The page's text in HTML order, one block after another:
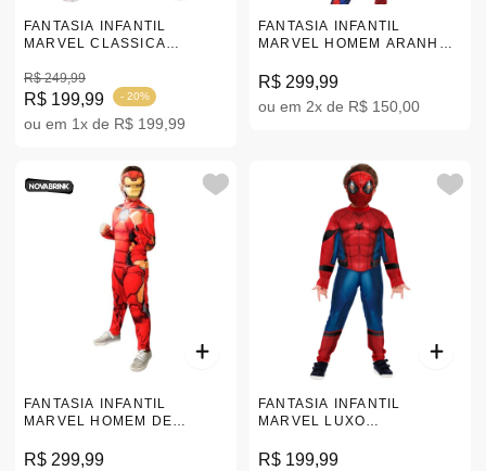
FANTASIA INFANTIL
MARVEL CLASSICA
|110355.5
R$ 249,99
R$ 199,99 - 20%
ou em 1x de R$ 199,99
FANTASIA INFANTIL
MARVEL HOMEM ARANHA
R$ 299,99
ou em 2x de R$ 150,00
FANTASIA INFANTIL
MARVEL HOMEM DE
R$ 299,99
FANTASIA INFANTIL
MARVEL LUXO
ARANHA G |109005.4
R$ 199,99